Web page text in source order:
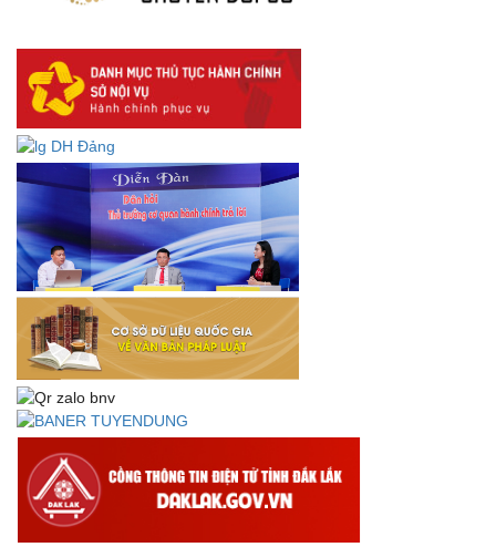
niệm 78 năm Ngày thành lập Bộ Nội vụ, Ngày truyền
thống ngành Tổ chức nhà nước (28/8/1945-28/8/2023)
Thông báo về việc đăng tải Bộ câu hỏi và gợi ý trả lời Hội
thi dân vận khéo năm 2023